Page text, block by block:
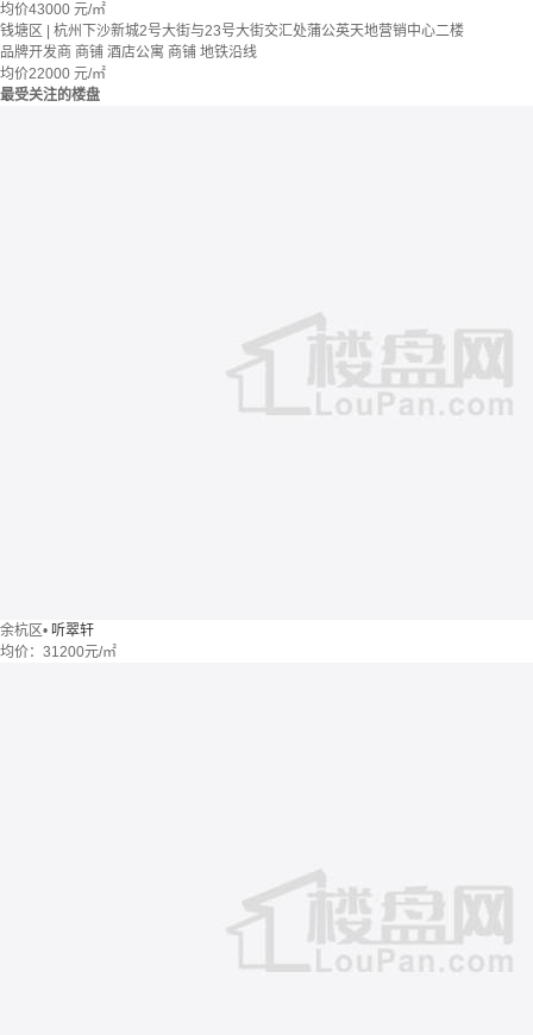
均价43000 元/㎡
钱塘区 | 杭州下沙新城2号大街与23号大街交汇处蒲公英天地营销中心二楼
品牌开发商 商铺 酒店公寓 商铺 地铁沿线
均价22000 元/㎡
最受关注的楼盘
余杭区• 听翠轩
均价： 31200元/㎡